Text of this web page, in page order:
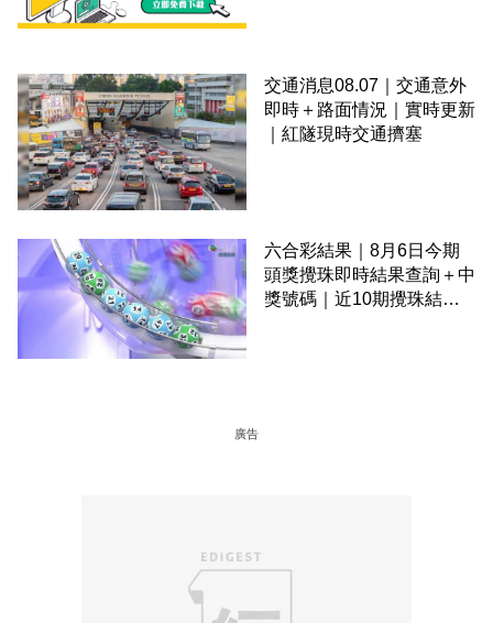
交通消息08.07｜交通意外
即時＋路面情況｜實時更新
｜紅隧現時交通擠塞
六合彩結果｜8月6日今期
頭獎攪珠即時結果查詢＋中
獎號碼｜近10期攪珠結果
廣告